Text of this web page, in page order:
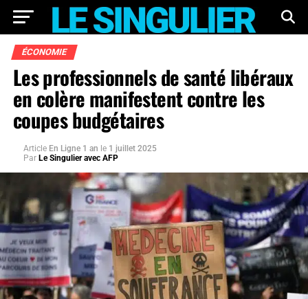
ÉCONOMIE
Les professionnels de santé libéraux
en colère manifestent contre les
coupes budgétaires
Article En Ligne 1 an le 1 juillet 2025
Par Le Singulier avec AFP